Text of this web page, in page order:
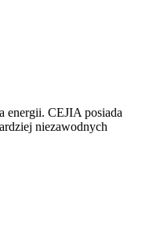
energii. CEJIA posiada
niezawodnych